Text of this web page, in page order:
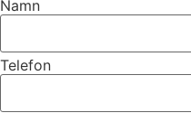
Namn
Telefon